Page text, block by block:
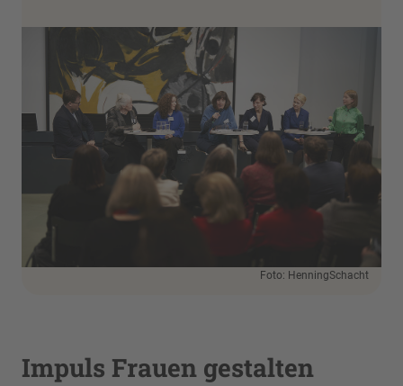
Foto: HenningSchacht
Impuls Frauen gestalten